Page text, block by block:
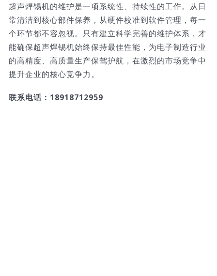
超声焊锡机的维护是一项系统性、持续性的工作。从日
常清洁到核心部件保养，从硬件校准到软件管理，每一
个环节都不容忽视。只有建立科学完善的维护体系，才
能确保超声焊锡机始终保持最佳性能，为电子制造行业
的高精度、高质量生产保驾护航，在激烈的市场竞争中
提升企业的核心竞争力。
联系电话：18918712959